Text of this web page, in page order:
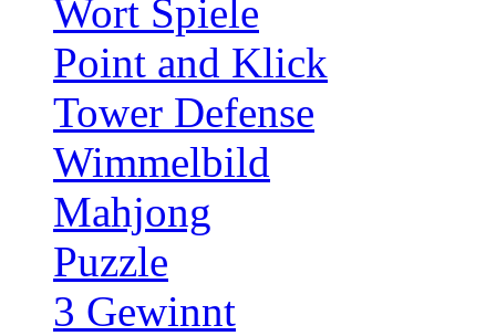
Wort Spiele
Point and Klick
Tower Defense
Wimmelbild
Mahjong
Puzzle
3 Gewinnt